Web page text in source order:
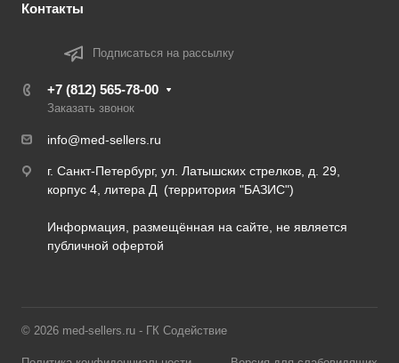
Контакты
Подписаться на рассылку
+7 (812) 565-78-00
Заказать звонок
info@med-sellers.ru
г. Санкт-Петербург, ул. Латышских стрелков, д. 29,
корпус 4, литера Д (территория "БАЗИС")
Информация, размещённая на сайте, не является
публичной офертой
© 2026 med-sellers.ru - ГК Содействие